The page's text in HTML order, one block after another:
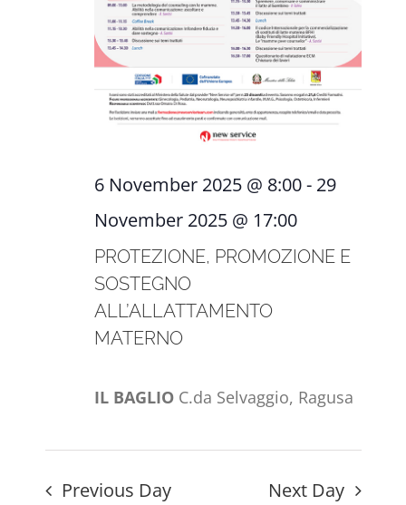
PROTEZIONE, PROMOZIONE E
SOSTEGNO
ALL’ALLATTAMENTO
MATERNO
6 November 2025 @ 8:00- 29
November 2025 @ 17:00
IL BAGLIO C.da Selvaggio, Ragusa
Previous Day Next Day